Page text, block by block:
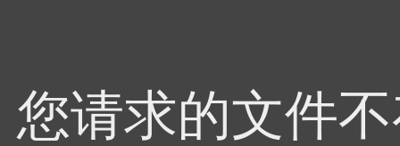
您请求的文件